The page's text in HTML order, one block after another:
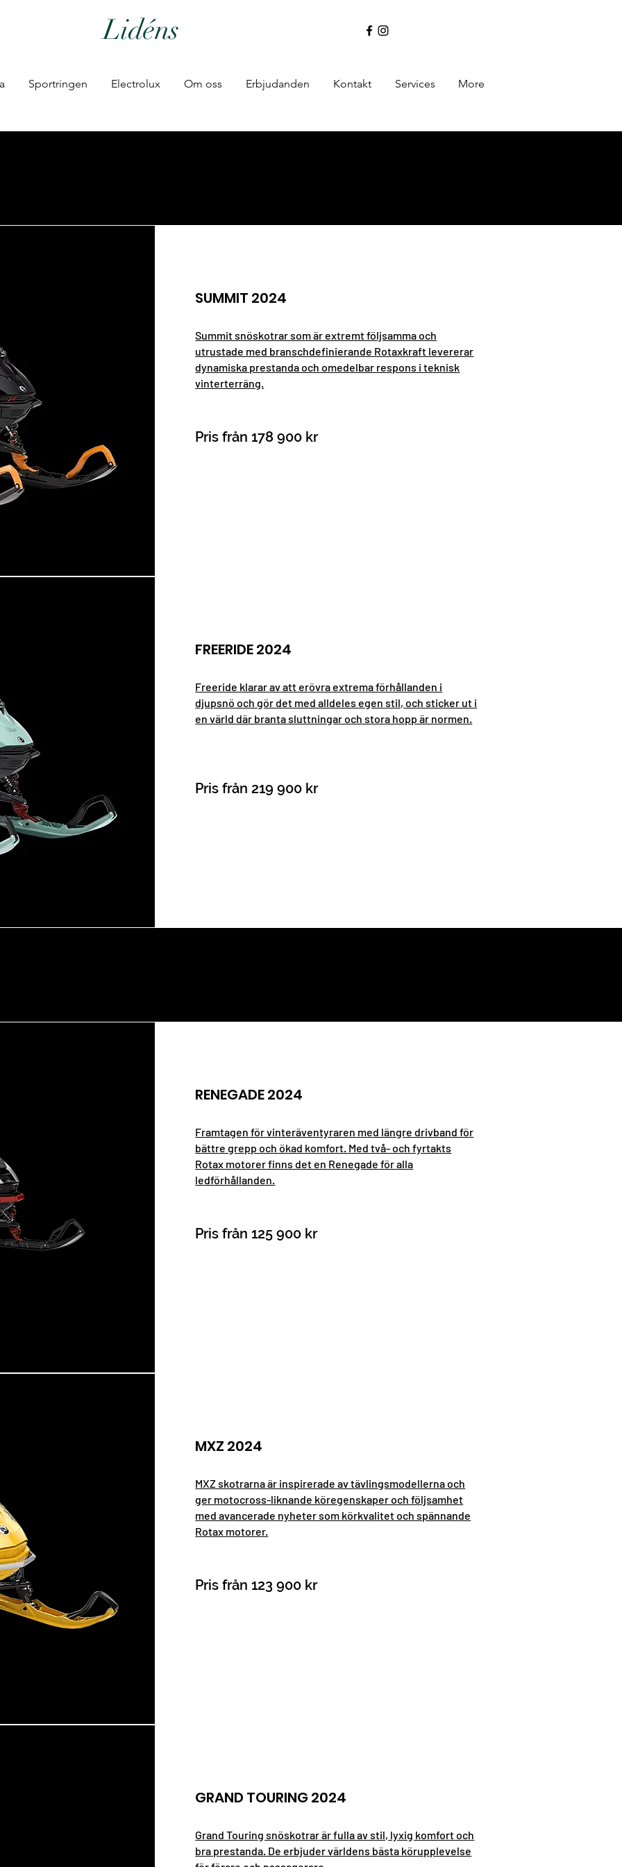
Lidéns
Sportringen Electrolux Om oss Erbjudanden Kontakt Services More
SUMMIT 2024
Summit snöskotrar som är extremt följsamma och
utrustade med branschdefinierande Rotaxkraft levererar
dynamiska prestanda och omedelbar respons i teknisk
vinterterräng.
Pris från 178 900 kr
FREERIDE 2024
Freeride klarar av att erövra extrema förhållanden i
djupsnö och gör det med alldeles egen stil, och sticker ut i
en värld där branta sluttningar och stora hopp är normen.
Pris från 219 900 kr
RENEGADE 2024
Framtagen för vinteräventyraren med längre drivband för
bättre grepp och ökad komfort. Med två- och fyrtakts
Rotax motorer finns det en Renegade för alla
ledförhållanden.
Pris från 125 900 kr
MXZ 2024
MXZ skotrarna är inspirerade av tävlingsmodellerna och
ger motocross-liknande köregenskaper och följsamhet
med avancerade nyheter som körkvalitet och spännande
Rotax motorer.
Pris från 123 900 kr
GRAND TOURING 2024
Grand Touring snöskotrar är fulla av stil, lyxig komfort och
bra prestanda. De erbjuder världens bästa körupplevelse